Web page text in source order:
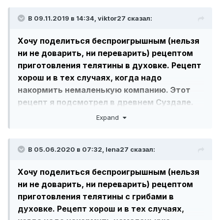
В 09.11.2019 в 14:34, viktor27 сказал:
Хочу поделиться беспроигрышным (нельзя
ни не доварить, ни переварить) рецептом
приготовления телятины в духовке. Рецепт
хорош и в тех случаях, когда надо
накормить немаленькую компанию. Этот
рецепт я подсмотрел в древнем Суздале.
Телятину очищаем от жилок и нарезаем на
в полиэтиленовый пакет засыпать мукой и
топленом сливочном масле. В жаропрочной
кастрюле обжариваем лук (лука нужно
много) и морковь также в сливочном масле,
закладываем мясо и белые грибы (благо
Expand
В 05.06.2020 в 07:32, lena27 сказал:
Хочу поделиться беспроигрышным (нельзя
ни не доварить, ни переварить) рецептом
приготовления телятины с грибами в
духовке. Рецепт хорош и в тех случаях,